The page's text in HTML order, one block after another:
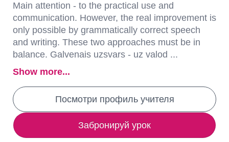
Main attention - to the practical use and
communication. However, the real improvement is
only possible by grammatically correct speech
and writing. These two approaches must be in
balance. Galvenais uzsvars - uz valod ...
Show more...
Посмотри профиль учителя
Забронируй урок